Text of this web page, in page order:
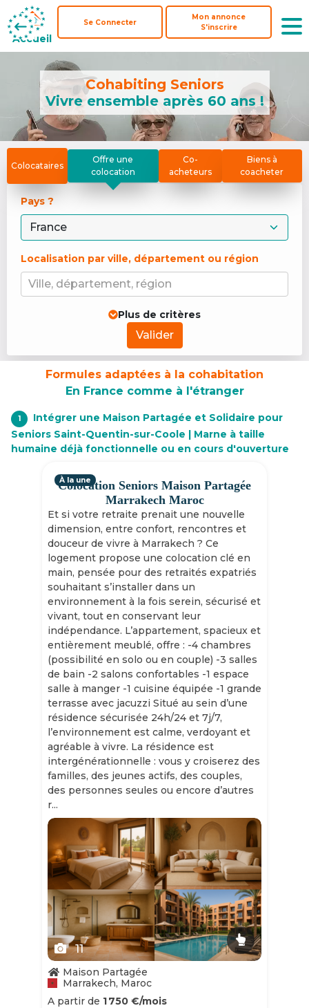
Accueil
Se Connecter
Mon annonce
S'inscrire
Accueil
Se Connecter
Mon annonce
S'inscrire
Cohabiting Seniors
Vivre ensemble après 60 ans !
Colocataires
Offre une
colocation
Co-
acheteurs
Biens à
coacheter
Pays ?
Localisation par ville, département ou région
Ville, département, région
Plus de critères
Valider
Formules adaptées à la cohabitation
En France comme à l'étranger
1
Intégrer une Maison Partagée et Solidaire pour
Seniors Saint-Quentin-sur-Coole | Marne à taille
humaine déjà fonctionnelle ou en cours d'ouverture
Colocation Seniors Maison Partagée
Marrakech Maroc
Et si votre retraite prenait une nouvelle
dimension, entre confort, rencontres et
douceur de vivre à Marrakech ? Ce
logement propose une colocation clé en
main, pensée pour des retraités expatriés
souhaitant s’installer dans un
environnement à la fois serein, sécurisé et
vivant, tout en conservant leur
indépendance. L’appartement, spacieux et
entièrement meublé, offre : -4 chambres
(possibilité en solo ou en couple) -3 salles
de bain -2 salons confortables -1 espace
salle à manger -1 cuisine équipée -1 grande
terrasse avec jacuzzi Situé au sein d’une
résidence sécurisée 24h/24 et 7j/7,
l’environnement est calme, verdoyant et
agréable à vivre. La résidence est
intergénérationnelle : vous y croiserez des
familles, des jeunes actifs, des couples,
des personnes seules ou encore d’autres
r...
À la une
Slide 1 of 11
11
Maison Partagée
Marrakech, Maroc
A partir de 1 750 €/mois